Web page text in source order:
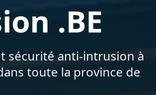
.BE
sécurité anti-intrusion à
toute la province de